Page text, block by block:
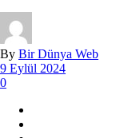
By Bir Dünya Web
9 Eylül 2024
0